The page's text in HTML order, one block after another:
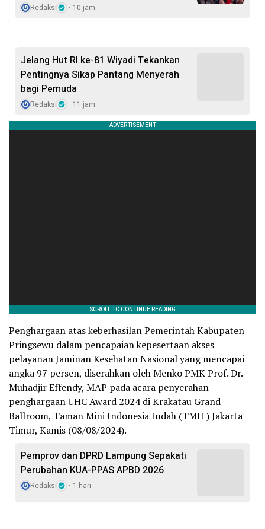
Redaksi 10 jam
Jelang Hut RI ke-81 Wiyadi Tekankan
Pentingnya Sikap Pantang Menyerah
bagi Pemuda
Redaksi 11 jam
Penghargaan atas keberhasilan Pemerintah Kabupaten
Pringsewu dalam pencapaian kepesertaan akses
pelayanan Jaminan Kesehatan Nasional yang mencapai
angka 97 persen, diserahkan oleh Menko PMK Prof. Dr.
Muhadjir Effendy, MAP pada acara penyerahan
penghargaan UHC Award 2024 di Krakatau Grand
Ballroom, Taman Mini Indonesia Indah (TMII ) Jakarta
Timur, Kamis (08/08/2024).
Pemprov dan DPRD Lampung Sepakati
Perubahan KUA-PPAS APBD 2026
Redaksi 1 hari